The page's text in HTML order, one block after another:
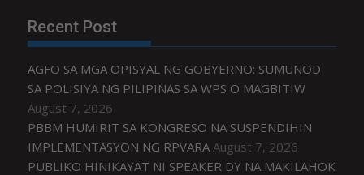
Recent Post
AGFO SA MGA OPISYAL NG GOBYERNO: SUMUNOD
SA POLISIYA NG PILIPINAS SA WPS O MAGBITIW
August 7, 2026
PBBM HUMIRIT SA KONGRESO NA SUSPENDIHIN
IMPLEMENTASYON NG RPVARA August 7, 2026
PUBLIKO HINIKAYAT NI SPEAKER DY NA MAKILAHOK